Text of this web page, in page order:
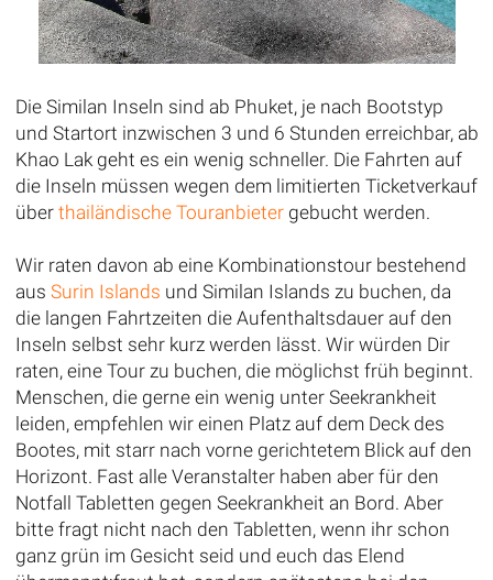
Die Similan Inseln sind ab Phuket, je nach Bootstyp
und Startort inzwischen 3 und 6 Stunden erreichbar, ab
Khao Lak geht es ein wenig schneller. Die Fahrten auf
die Inseln müssen wegen dem limitierten Ticketverkauf
über thailändische Touranbietergebucht werden.
Wir raten davon ab eine Kombinationstour bestehend
aus Surin Islands und Similan Islands zu buchen, da
die langen Fahrtzeiten die Aufenthaltsdauer auf den
Inseln selbst sehr kurz werden lässt. Wir würden Dir
raten, eine Tour zu buchen, die möglichst früh beginnt.
Menschen, die gerne ein wenig unter Seekrankheit
leiden, empfehlen wir einen Platz auf dem Deck des
Bootes, mit starr nach vorne gerichtetem Blick auf den
Horizont. Fast alle Veranstalter haben aber für den
Notfall Tabletten gegen Seekrankheit an Bord. Aber
bitte fragt nicht nach den Tabletten, wenn ihr schon
ganz grün im Gesicht seid und euch das Elend